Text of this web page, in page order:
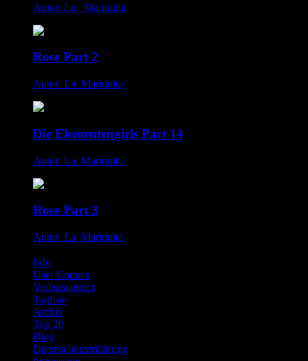
Autor: La _Mariquita
Rose Part 2
Autor: La_Mariquita
Die Elementengirls Part 14
Autor: La_Mariquita
Rose Part 3
Autor: La_Mariquita
Info
User Comics
Verlagscomics
Tagliste
Archiv
Top 20
Blog
Datenschutzerklärung